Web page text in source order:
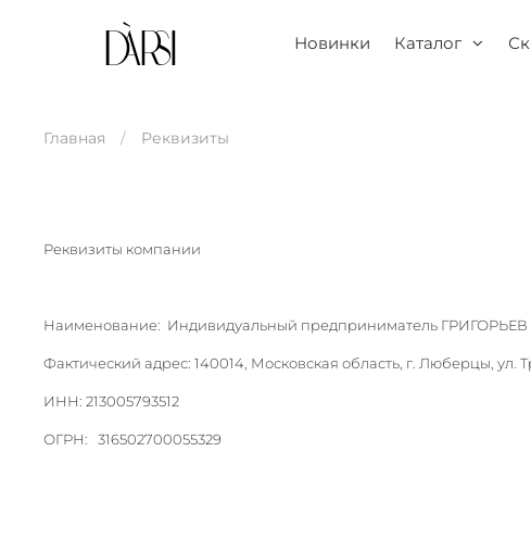
Новинки Каталог
Главная Реквизиты
Реквизиты компании
Наименование: Индивидуальный предприниматель
Фактический адрес: 140014, Московская область, г. Люберцы, ул.
ИНН: 213005793512
ОГРН: 316502700055329